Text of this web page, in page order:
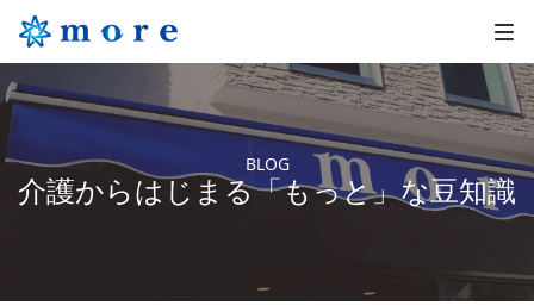
BLOG
介護からはじまる「もっと」な豆知識